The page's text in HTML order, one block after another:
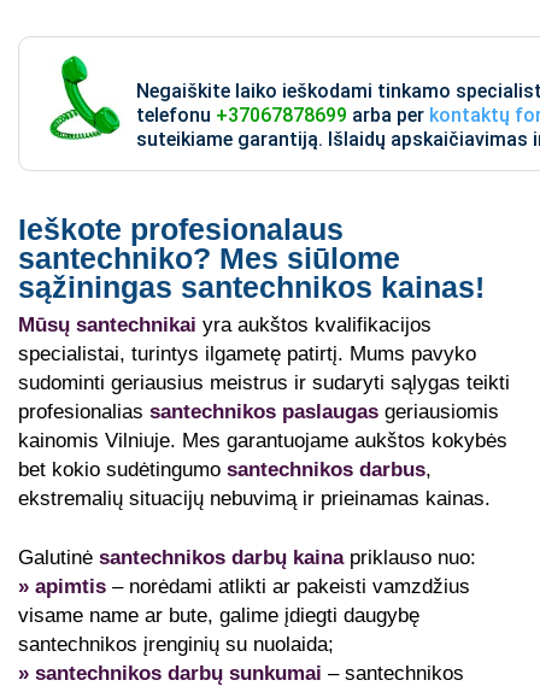
Negaiškite laiko ieškodami tinkamo
telefonu +37067878699 arba per kontaktų
suteikiame garantiją. Išlaidų apskaičiavimas
Ieškote profesionalaus
santechniko? Mes siūlome
sąžiningas santechnikos kainas!
Mūsų santechnikai yra aukštos kvalifikacijos
specialistai, turintys ilgametę patirtį. Mums pavyko
sudominti geriausius meistrus ir sudaryti sąlygas teikti
profesionalias santechnikos paslaugas geriausiomis
kainomis Vilniuje. Mes garantuojame aukštos kokybės
bet kokio sudėtingumo santechnikos darbus,
ekstremalių situacijų nebuvimą ir prieinamas kainas.
Galutinė santechnikos darbų kainapriklauso nuo:
» apimtis – norėdami atlikti ar pakeisti vamzdžius
visame name ar bute, galime įdiegti daugybę
santechnikos įrenginių su nuolaida;
» santechnikos darbų sunkumai – santechnikos